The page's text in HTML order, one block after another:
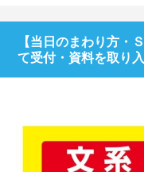
【当日のまわり方・
て受付・資料を取り入